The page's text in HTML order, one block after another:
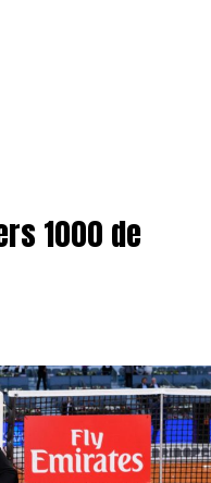
1000 de